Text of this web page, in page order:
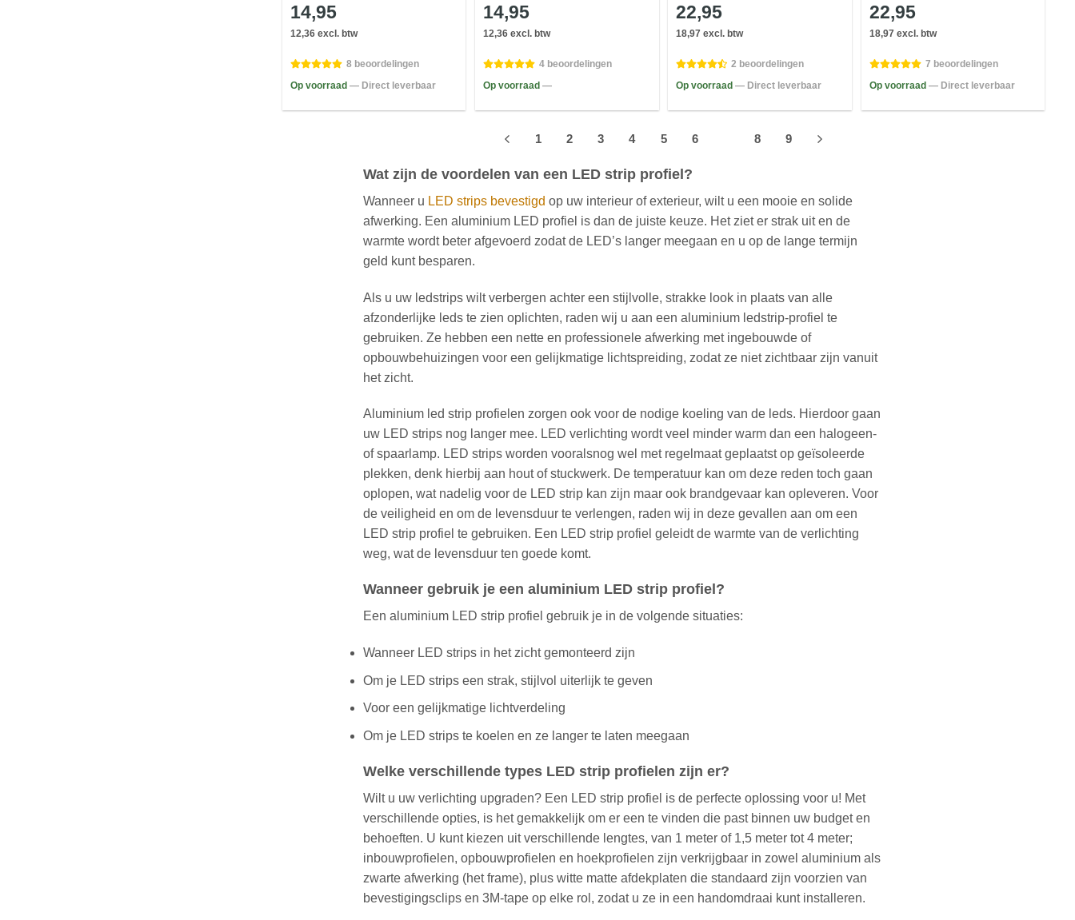
14,95
12,36 excl. btw
8 beoordelingen
Op voorraad — Direct leverbaar
14,95
12,36 excl. btw
4 beoordelingen
Op voorraad —
22,95
18,97 excl. btw
2 beoordelingen
Op voorraad — Direct leverbaar
22,95
18,97 excl. btw
7 beoordelingen
Op voorraad — Direct leverbaar
1 2 3 4 5 6 8 9
Wat zijn de voordelen van een LED strip profiel?
Wanneer u LED strips bevestigd op uw interieur of exterieur, wilt u een mooie en solide
afwerking. Een aluminium LED profiel is dan de juiste keuze. Het ziet er strak uit en de
warmte wordt beter afgevoerd zodat de LED’s langer meegaan en u op de lange termijn
geld kunt besparen.
Als u uw ledstrips wilt verbergen achter een stijlvolle, strakke look in plaats van alle
afzonderlijke leds te zien oplichten, raden wij u aan een aluminium ledstrip-profiel te
gebruiken. Ze hebben een nette en professionele afwerking met ingebouwde of
opbouwbehuizingen voor een gelijkmatige lichtspreiding, zodat ze niet zichtbaar zijn vanuit
het zicht.
Aluminium led strip profielen zorgen ook voor de nodige koeling van de leds. Hierdoor gaan
uw LED strips nog langer mee. LED verlichting wordt veel minder warm dan een halogeen-
of spaarlamp. LED strips worden vooralsnog wel met regelmaat geplaatst op geïsoleerde
plekken, denk hierbij aan hout of stuckwerk. De temperatuur kan om deze reden toch gaan
oplopen, wat nadelig voor de LED strip kan zijn maar ook brandgevaar kan opleveren. Voor
de veiligheid en om de levensduur te verlengen, raden wij in deze gevallen aan om een
LED strip profiel te gebruiken. Een LED strip profiel geleidt de warmte van de verlichting
weg, wat de levensduur ten goede komt.
Wanneer gebruik je een aluminium LED strip profiel?
Een aluminium LED strip profiel gebruik je in de volgende situaties:
Wanneer LED strips in het zicht gemonteerd zijn
Om je LED strips een strak, stijlvol uiterlijk te geven
Voor een gelijkmatige lichtverdeling
Om je LED strips te koelen en ze langer te laten meegaan
Welke verschillende types LED strip profielen zijn er?
Wilt u uw verlichting upgraden? Een LED strip profiel is de perfecte oplossing voor u! Met
verschillende opties, is het gemakkelijk om er een te vinden die past binnen uw budget en
behoeften. U kunt kiezen uit verschillende lengtes, van 1 meter of 1,5 meter tot 4 meter;
inbouwprofielen, opbouwprofielen en hoekprofielen zijn verkrijgbaar in zowel aluminium als
zwarte afwerking (het frame), plus witte matte afdekplaten die standaard zijn voorzien van
bevestigingsclips en 3M-tape op elke rol, zodat u ze in een handomdraai kunt installeren.